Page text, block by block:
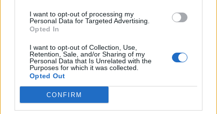
I want to opt-out of processing my
Personal Data for Targeted Advertising.
Opted In
I want to opt-out of Collection, Use,
Retention, Sale, and/or Sharing of my
Personal Data that Is Unrelated with the
Purposes for which it was collected.
Opted Out
CONFIRM
Προχθές Τρίτη συγκέντρωση στην ίδια τοποθεσία
διαλύθηκε με τον ίδιο τρόπο, γεγονός που επέκριναν
έντονα η Διεθνής Αμνηστία και η βελγική Ένωση
Ανθρωπίνων Δικαιωμάτων (Ligue des droits
humains, LDH).